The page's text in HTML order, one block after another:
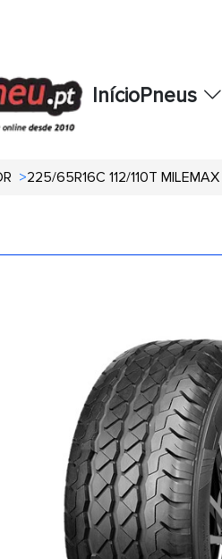
InícioPneus
>225/65R16C 112/110T MILEMAX